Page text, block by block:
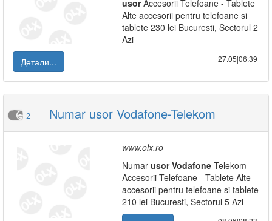
usorAccesorii Telefoane - Tablete
Alte accesorii pentru telefoane si
tablete 230 lei Bucuresti, Sectorul 2
Azi
Детали...
27.05|06:39
2 Numar usor Vodafone-Telekom
www.olx.ro
Numar usor Vodafone-Telekom
Accesorii Telefoane - Tablete Alte
accesorii pentru telefoane si tablete
210 lei Bucuresti, Sectorul 5 Azi